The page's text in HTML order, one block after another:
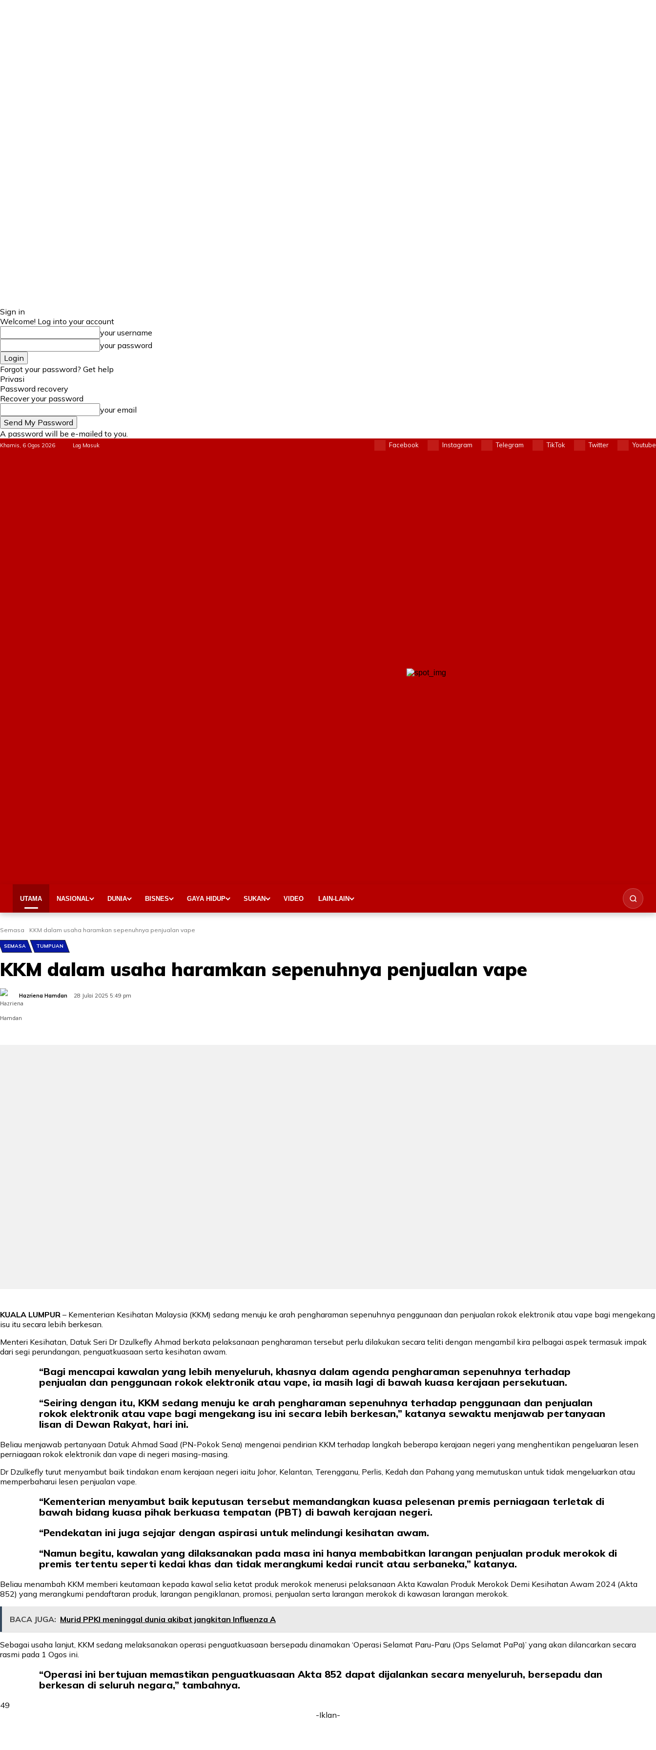
Sign in
Welcome! Log into your account
your username
your password
Forgot your password? Get help
Privasi
Password recovery
Recover your password
your email
A password will be e-mailed to you.
Khamis, 6 Ogos 2026 Log Masuk Facebook Instagram Telegram TikTok Twitter Youtube
UTAMA NASIONAL DUNIA BISNES GAYA HIDUP SUKAN VIDEO LAIN-LAIN
Semasa KKM dalam usaha haramkan sepenuhnya penjualan vape
SEMASA TUMPUAN
KKM dalam usaha haramkan sepenuhnya penjualan vape
Hazriena Hamdan 28 Julai 2025 5:49 pm
KUALA LUMPUR – Kementerian Kesihatan Malaysia (KKM) sedang menuju ke arah pengharaman sepenuhnya penggunaan dan penjualan rokok elektronik atau vape bagi mengekang
isu itu secara lebih berkesan.
Menteri Kesihatan, Datuk Seri Dr Dzulkefly Ahmad berkata pelaksanaan pengharaman tersebut perlu dilakukan secara teliti dengan mengambil kira pelbagai aspek termasuk impak
dari segi perundangan, penguatkuasaan serta kesihatan awam.
“Bagi mencapai kawalan yang lebih menyeluruh, khasnya dalam agenda pengharaman sepenuhnya terhadap
penjualan dan penggunaan rokok elektronik atau vape, ia masih lagi di bawah kuasa kerajaan persekutuan.
“Seiring dengan itu, KKM sedang menuju ke arah pengharaman sepenuhnya terhadap penggunaan dan penjualan
rokok elektronik atau vape bagi mengekang isu ini secara lebih berkesan,” katanya sewaktu menjawab pertanyaan
lisan di Dewan Rakyat, hari ini.
Beliau menjawab pertanyaan Datuk Ahmad Saad (PN-Pokok Sena) mengenai pendirian KKM terhadap langkah beberapa kerajaan negeri yang menghentikan pengeluaran lesen
perniagaan rokok elektronik dan vape di negeri masing-masing.
Dr Dzulkefly turut menyambut baik tindakan enam kerajaan negeri iaitu Johor, Kelantan, Terengganu, Perlis, Kedah dan Pahang yang memutuskan untuk tidak mengeluarkan atau
memperbaharui lesen penjualan vape.
“Kementerian menyambut baik keputusan tersebut memandangkan kuasa pelesenan premis perniagaan terletak di
bawah bidang kuasa pihak berkuasa tempatan (PBT) di bawah kerajaan negeri.
“Pendekatan ini juga sejajar dengan aspirasi untuk melindungi kesihatan awam.
“Namun begitu, kawalan yang dilaksanakan pada masa ini hanya membabitkan larangan penjualan produk merokok di
premis tertentu seperti kedai khas dan tidak merangkumi kedai runcit atau serbaneka,” katanya.
Beliau menambah KKM memberi keutamaan kepada kawal selia ketat produk merokok menerusi pelaksanaan Akta Kawalan Produk Merokok Demi Kesihatan Awam 2024 (Akta
852) yang merangkumi pendaftaran produk, larangan pengiklanan, promosi, penjualan serta larangan merokok di kawasan larangan merokok.
BACA JUGA: Murid PPKI meninggal dunia akibat jangkitan Influenza A
Sebagai usaha lanjut, KKM sedang melaksanakan operasi penguatkuasaan bersepadu dinamakan ‘Operasi Selamat Paru-Paru (Ops Selamat PaPa)’ yang akan dilancarkan secara
rasmi pada 1 Ogos ini.
“Operasi ini bertujuan memastikan penguatkuasaan Akta 852 dapat dijalankan secara menyeluruh, bersepadu dan
berkesan di seluruh negara,” tambahnya.
49
-Iklan-